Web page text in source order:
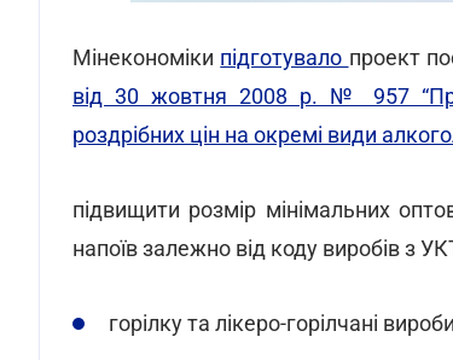
Мінекономіки підготувало проект
від 30 жовтня 2008 р. № 957 “Про
роздрібних цін на окремі види
підвищити розмір мінімальних
напоїв залежно від коду виробів з
горілку та лікеро-горілчані